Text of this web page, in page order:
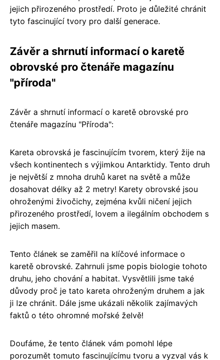
jejich přirozeného prostředí. Proto je důležité chránit
tyto fascinující tvory pro další generace.
Závěr a shrnutí informací o karetě
obrovské pro čtenáře magazínu
"příroda"
Závěr a shrnutí informací o karetě obrovské pro
čtenáře magazínu "Příroda":
Kareta obrovská je fascinujícím tvorem, který žije na
všech kontinentech s výjimkou Antarktidy. Tento druh
je největší z mnoha druhů karet na světě a může
dosahovat délky až 2 metry! Karety obrovské jsou
ohroženými živočichy, zejména kvůli ničení jejich
přirozeného prostředí, lovem a ilegálním obchodem s
jejich masem.
Tento článek se zaměřil na klíčové informace o
karetě obrovské. Zahrnuli jsme popis biologie tohoto
druhu, jeho chování a habitat. Vysvětlili jsme také
důvody proč je tato kareta ohroženým druhem a jak
ji lze chránit. Dále jsme ukázali několik zajímavých
faktů o této ohromné mořské želvě!
Doufáme, že tento článek vám pomohl lépe
porozumět tomuto fascinujícímu tvoru a vyzval vás k